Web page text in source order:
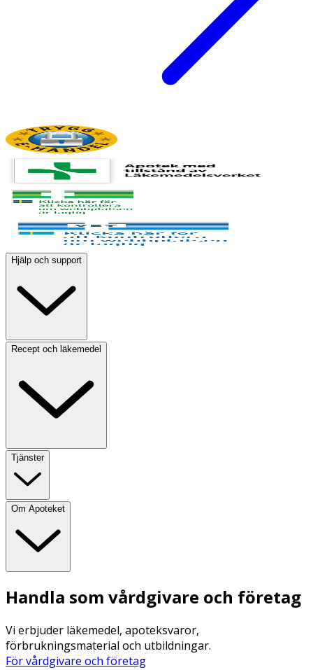
Hjälp och support
Recept och läkemedel
Tjänster
Om Apoteket
Handla som vårdgivare och företag
Vi erbjuder läkemedel, apoteksvaror,
förbrukningsmaterial och utbildningar.
För vårdgivare och företag